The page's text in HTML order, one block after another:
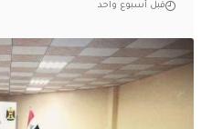
قبل أسبوع واحد